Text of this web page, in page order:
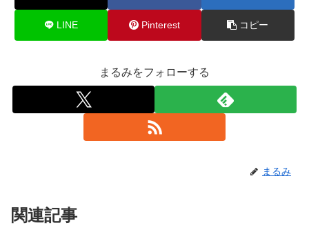
LINE Pinterest コピー
まるみをフォローする
まるみ
関連記事